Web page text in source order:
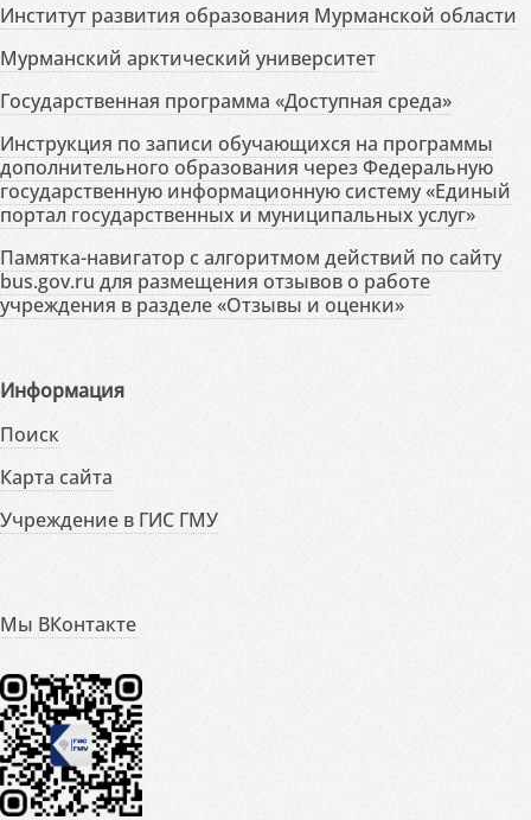
Институт развития образования Мурманской области
Мурманский арктический университет
Государственная программа «Доступная среда»
Инструкция по записи обучающихся на программы
дополнительного образования через Федеральную
государственную информационную систему «Единый
портал государственных и муниципальных услуг»
Памятка-навигатор с алгоритмом действий по сайту
bus.gov.ru для размещения отзывов о работе
учреждения в разделе «Отзывы и оценки»
Информация
Поиск
Карта сайта
Учреждение в ГИС ГМУ
Мы ВКонтакте